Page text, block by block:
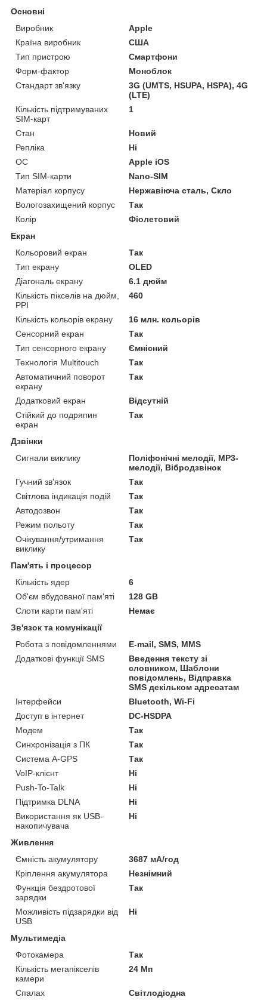
Основні
Виробник
Apple
Країна виробник
США
Тип пристрою
Смартфони
Форм-фактор
Моноблок
Стандарт зв'язку
3G (UMTS, HSUPA, HSPA), 4G
(LTE)
Кількість підтримуваних
SIM-карт
1
Стан
Новий
Репліка
Ні
ОС
Apple iOS
Тип SIM-карти
Nano-SIM
Матеріал корпусу
Нержавіюча сталь, Скло
Вологозахищений корпус
Так
Колір
Фіолетовий
Екран
Кольоровий екран
Так
Тип екрану
OLED
Діагональ екрану
6.1 дюйм
Кількість пікселів на дюйм,
PPI
460
Кількість кольорів екрану
16 млн. кольорів
Сенсорний екран
Так
Тип сенсорного екрану
Ємнісний
Технологія Multitouch
Так
Автоматичний поворот
екрану
Так
Додатковий екран
Відсутній
Стійкий до подряпин
екран
Так
Дзвінки
Сигнали виклику
Поліфонічні мелодії, MP3-
мелодії, Вібродзвінок
Гучний зв'язок
Так
Світлова індикація подій
Так
Автодозвон
Так
Режим польоту
Так
Очікування/утримання
виклику
Так
Пам'ять і процесор
Кількість ядер
6
Об'єм вбудованої пам'яті
128 GB
Слоти карти пам'яті
Немає
Зв'язок та комунікації
Робота з повідомленнями
E-mail, SMS, MMS
Додаткові функції SMS
Введення тексту зі
словником, Шаблони
повідомлень, Відправка
SMS декільком адресатам
Інтерфейси
Bluetooth, Wi-Fi
Доступ в інтернет
DC-HSDPA
Модем
Так
Синхронізація з ПК
Так
Система A-GPS
Так
VoIP-клієнт
Ні
Push-To-Talk
Ні
Підтримка DLNA
Ні
Використання як USB-
накопичувача
Ні
Живлення
Ємність акумулятору
3687 мА/год
Кріплення акумулятора
Незнімний
Функція бездротової
зарядки
Так
Можливість підзарядки від
USB
Ні
Мультимедіа
Фотокамера
Так
Кількість мегапікселів
камери
24 Мп
Спалах Світлодіодна